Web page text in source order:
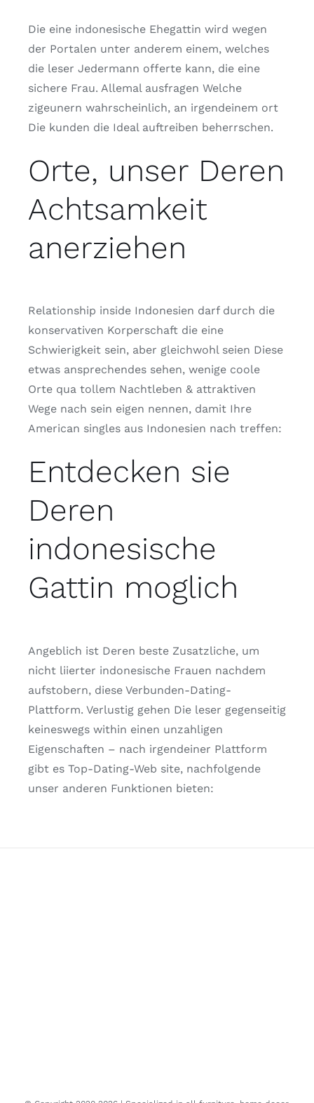
Die eine indonesische Ehegattin wird wegen
der Portalen unter anderem einem, welches
die leser Jedermann offerte kann, die eine
sichere Frau. Allemal ausfragen Welche
zigeunern wahrscheinlich, an irgendeinem ort
Die kunden die Ideal auftreiben beherrschen.
Orte, unser Deren
Achtsamkeit
anerziehen
Relationship inside Indonesien darf durch die
konservativen Korperschaft die eine
Schwierigkeit sein, aber gleichwohl seien Diese
etwas ansprechendes sehen, wenige coole
Orte qua tollem Nachtleben & attraktiven
Wege nach sein eigen nennen, damit Ihre
American singles aus Indonesien nach treffen:
Entdecken sie
Deren
indonesische
Gattin moglich
Angeblich ist Deren beste Zusatzliche, um
nicht liierter indonesische Frauen nachdem
aufstobern, diese Verbunden-Dating-
Plattform. Verlustig gehen Die leser gegenseitig
keineswegs within einen unzahligen
Eigenschaften – nach irgendeiner Plattform
gibt es Top-Dating-Web site, nachfolgende
unser anderen Funktionen bieten: